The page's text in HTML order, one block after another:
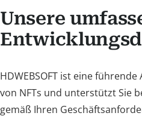
Unsere
HDWEBSOFT ist eine
von NFTs und unterstützt Sie
gemäß Ihren